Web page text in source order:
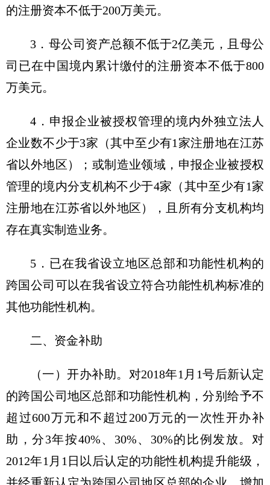
的注册资本不低于200万美元。
3．母公司资产总额不低于2亿美元，且母公
司已在中国境内累计缴付的注册资本不低于800
万美元。
4．申报企业被授权管理的境内外独立法人
企业数不少于3家（其中至少有1家注册地在江苏
省以外地区）；或制造业领域，申报企业被授权
管理的境内分支机构不少于4家（其中至少有1家
注册地在江苏省以外地区），且所有分支机构均
存在真实制造业务。
5．已在我省设立地区总部和功能性机构的
跨国公司可以在我省设立符合功能性机构标准的
其他功能性机构。
二、资金补助
（一）开办补助。 对2018年1月1号后新认定
的跨国公司地区总部和功能性机构，分别给予不
超过600万元和不超过200万元的一次性开办补
助，分3年按40%、30%、30%的比例发放。对
2012年1月1日以后认定的功能性机构提升能级，